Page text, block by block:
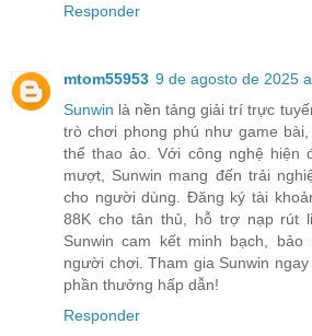
Responder
mtom55953 9 de agosto de 2025
Sunwin là nền tảng giải trí trực
trò chơi phong phú như game
thể thao ảo. Với công nghệ hiện
mượt, Sunwin mang đến trải
cho người dùng. Đăng ký tài
88K cho tân thủ, hỗ trợ nạp rút
Sunwin cam kết minh bạch,
người chơi. Tham gia Sunwin
phần thưởng hấp dẫn!
Responder